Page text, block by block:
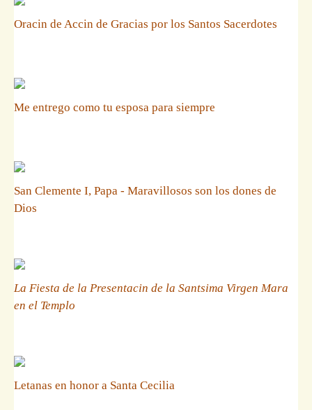
Oracin de Accin de Gracias por los Santos Sacerdotes
Me entrego como tu esposa para siempre
San Clemente I, Papa - Maravillosos son los dones de
Dios
La Fiesta de la Presentacin de la Santsima Virgen Mara
en el Templo
Letanas en honor a Santa Cecilia